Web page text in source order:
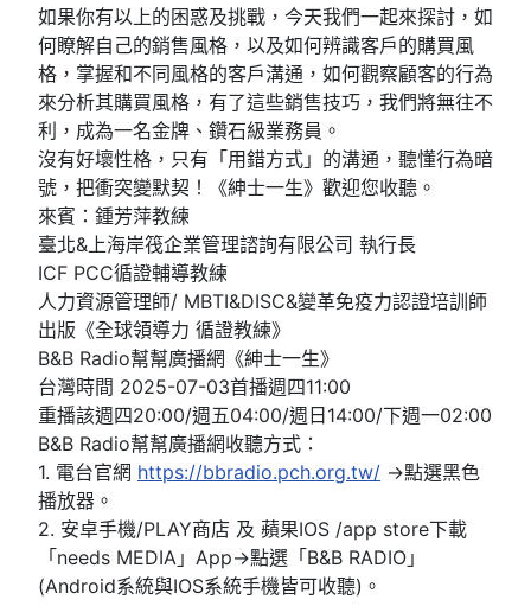
如果你有以上的困惑及挑戰，今天我們一起來探討，如
何瞭解自己的銷售風格，以及如何辨識客戶的購買風
格，掌握和不同風格的客戶溝通，如何觀察顧客的行為
來分析其購買風格，有了這些銷售技巧，我們將無往不
利，成為一名金牌、鑽石級業務員。
沒有好壞性格，只有「用錯方式」的溝通，聽懂行為暗
號，把衝突變默契！《紳士一生》歡迎您收聽。
來賓：鍾芳萍教練
臺北&上海岸筏企業管理諮詢有限公司 執行長
ICF PCC循證輔導教練
人力資源管理師/ MBTI&DISC&變革免疫力認證培訓師
出版《全球領導力 循證教練》
B&B Radio幫幫廣播網《紳士一生》
台灣時間 2025-07-03首播週四11:00
重播該週四20:00/週五04:00/週日14:00/下週一02:00
B&B Radio幫幫廣播網收聽方式：
1. 電台官網 https://bbradio.pch.org.tw/ →點選黑色
播放器。
2. 安卓手機/PLAY商店 及 蘋果IOS /app store下載
「needs MEDIA」App→點選「B&B RADIO」
(Android系統與IOS系統手機皆可收聽)。